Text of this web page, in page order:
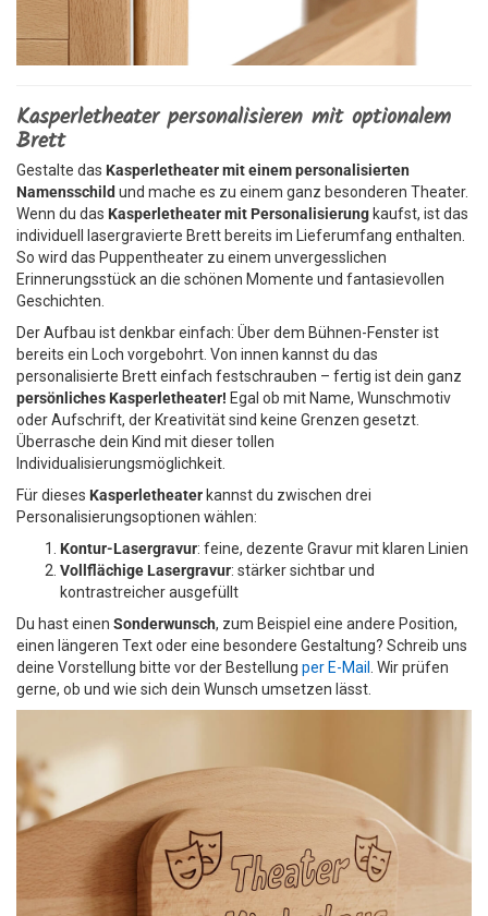
Kasperletheater personalisieren mit optionalem
Brett
Gestalte das Kasperletheater mit einem personalisierten
Namensschild und mache es zu einem ganz besonderen Theater.
Wenn du das Kasperletheater mit Personalisierung kaufst, ist das
individuell lasergravierte Brett bereits im Lieferumfang enthalten.
So wird das Puppentheater zu einem unvergesslichen
Erinnerungsstück an die schönen Momente und fantasievollen
Geschichten.
Der Aufbau ist denkbar einfach: Über dem Bühnen-Fenster ist
bereits ein Loch vorgebohrt. Von innen kannst du das
personalisierte Brett einfach festschrauben – fertig ist dein ganz
persönliches Kasperletheater! Egal ob mit Name, Wunschmotiv
oder Aufschrift, der Kreativität sind keine Grenzen gesetzt.
Überrasche dein Kind mit dieser tollen
Individualisierungsmöglichkeit.
Für dieses Kasperletheater kannst du zwischen drei
Personalisierungsoptionen wählen:
Kontur-Lasergravur: feine, dezente Gravur mit klaren Linien
Vollflächige Lasergravur: stärker sichtbar und
kontrastreicher ausgefüllt
Du hast einen Sonderwunsch, zum Beispiel eine andere Position,
einen längeren Text oder eine besondere Gestaltung? Schreib uns
deine Vorstellung bitte vor der Bestellung per E-Mail
. Wir prüfen
gerne, ob und wie sich dein Wunsch umsetzen lässt.